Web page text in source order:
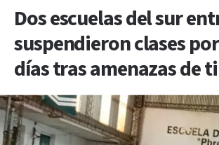
Dos escuelas del sur
suspendieron clases
días tras amenazas de